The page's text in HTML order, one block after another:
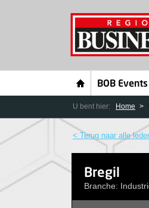
BOB Events
U bent hier: Home
< Terug naar alle
Bregil
Branche: